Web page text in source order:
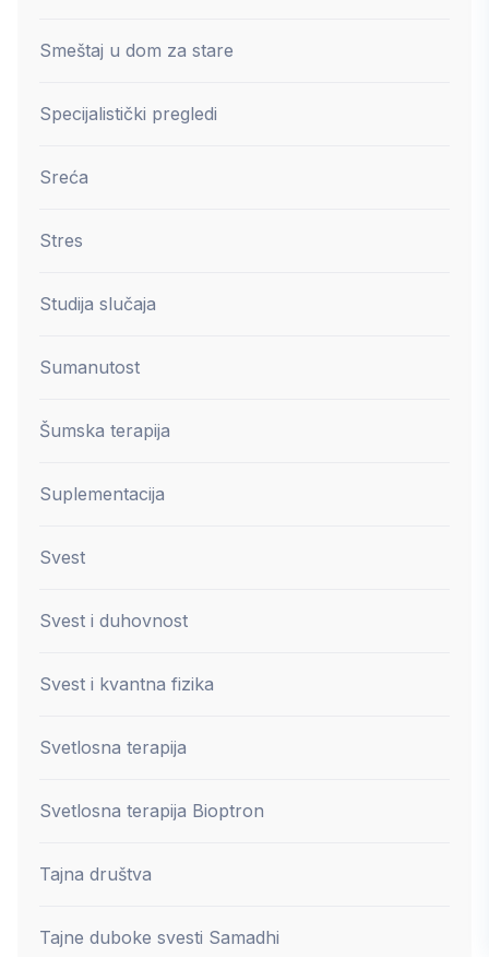
Smeštaj u dom za stare
Specijalistički pregledi
Sreća
Stres
Studija slučaja
Sumanutost
Šumska terapija
Suplementacija
Svest
Svest i duhovnost
Svest i kvantna fizika
Svetlosna terapija
Svetlosna terapija Bioptron
Tajna društva
Tajne duboke svesti Samadhi